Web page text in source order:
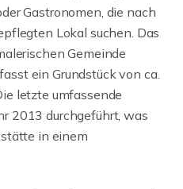
Gastronomen, die nach
Lokal suchen. Das
Gemeinde
ein Grundstück von ca.
letzte umfassende
2013 durchgeführt, was
in einem